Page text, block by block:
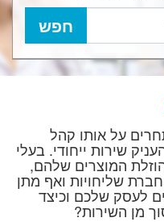
על אותו קהל
שירות ייחודי. בעלי
המוצרים שלהם,
שליחויות ואף מתן
לעסק שלכם וכיצד
מן השירות?